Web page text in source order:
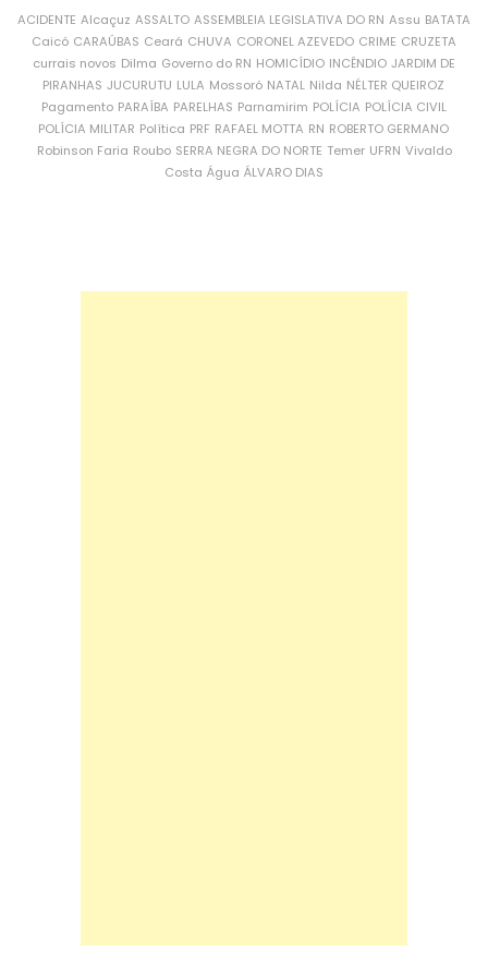
ACIDENTE Alcaçuz ASSALTO ASSEMBLEIA LEGISLATIVA DO RN Assu BATATA
Caicó CARAÚBAS Ceará CHUVA CORONEL AZEVEDO CRIME CRUZETA
currais novos Dilma Governo do RN HOMICÍDIO INCÊNDIO JARDIM DE
PIRANHAS JUCURUTU LULA Mossoró NATAL Nilda NÉLTER QUEIROZ
Pagamento PARAÍBA PARELHAS Parnamirim POLÍCIA POLÍCIA CIVIL
POLÍCIA MILITAR Política PRF RAFAEL MOTTA RN ROBERTO GERMANO
Robinson Faria Roubo SERRA NEGRA DO NORTE Temer UFRN Vivaldo
Costa Água ÁLVARO DIAS